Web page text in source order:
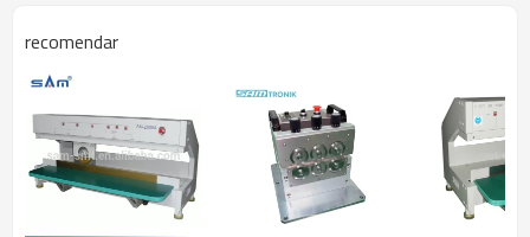
una longitud de corte de hasta 600 mm)
La cuchilla circular motorizada corta contra la cuchilla lineal para
garantizar un procesamiento limpio y sin rebabas sin estrés en la
tabla.
Programable a la longitud de corte exacta requerida.
Se depanel PCB con componentes a 1 mm de la línea de
puntuación.
Diseño de cierre rápido para una fácil configuración de la cuchilla
circular a cualquier grosor de PCB.
recomendar